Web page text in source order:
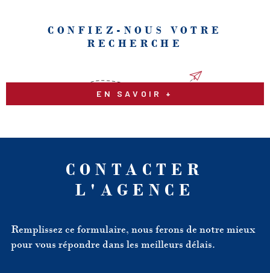
CONFIEZ-NOUS VOTRE
RECHERCHE
EN SAVOIR +
CONTACTER
L'AGENCE
Remplissez ce formulaire, nous ferons de notre mieux
pour vous répondre dans les meilleurs délais.